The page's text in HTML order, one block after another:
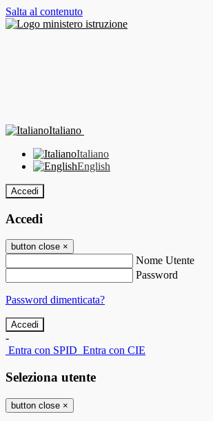
Salta al contenuto
Italiano
Italiano
English
Accedi
Accedi
button close ×
Nome Utente
Password
Password dimenticata?
-
Entra con SPID Entra con CIE
Seleziona utente
button close ×